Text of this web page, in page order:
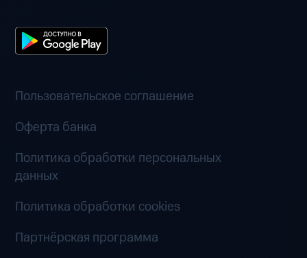
Пользовательское соглашение
Оферта банка
Политика обработки персональных
данных
Политика обработки cookies
Партнёрская программа